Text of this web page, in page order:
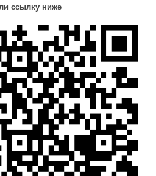
ссылку ниже